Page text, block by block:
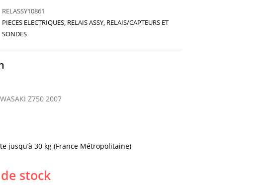
RELASSY10861
PIECES ELECTRIQUES, RELAIS ASSY, RELAIS/CAPTEURS ET
SONDES
Z750 2007
jusqu’à 30 kg (France Métropolitaine)
stock